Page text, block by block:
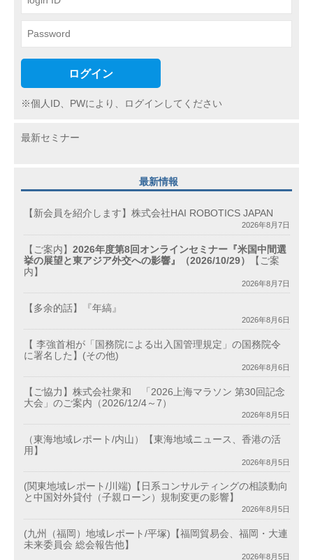
ログイン
※個人ID、PWにより、ログインしてください
最新セミナー
最新情報
【新会員を紹介します】株式会社HAI ROBOTICS JAPAN
2026年8月7日
【ご案内】 2026年度第8回オンラインセミナー『米国中間選
挙の展望と東アジア外交への影響』（2026/10/29）
【ご案
内】
2026年8月7日
【多余的話】『年縞』
2026年8月6日
【 李強首相が「国務院による出入国管理規定」の国務院令
に署名した】(その他)
2026年8月6日
【ご協力】株式会社衆和 「2026上海マラソン 第30回記念
大会」のご案内（2026/12/4～7）
2026年8月5日
（東海地域レポート/内山）【東海地域ニュース、香港の活
用】
2026年8月5日
(関東地域レポート/川端)【日系コンサルティングの相談動向
と中国対外貸付（子親ローン）規制変更の影響】
2026年8月5日
(九州（福岡）地域レポート/平塚)【福岡貿易会、福岡・大連
未来委員会 総会報告他】
2026年8月5日